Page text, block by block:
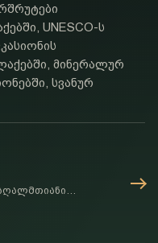
UNESCO-ს
მინერალურ
სვანურ